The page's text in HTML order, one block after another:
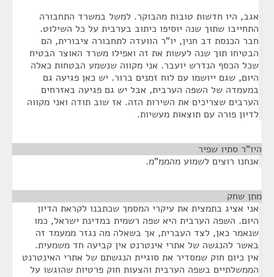
אגב, היו חדשות טובות מהבוקר. למשל במשרד התחבורה
התחייבו שתוך שנה יוסיפו כיתוב בערבית על כל השילוט.
חבר הכנסת דב חנין, יו"ר הוועדה לתחבורה ציבורית, הם
הבטיחו תוך שנה לעשות את זה ואפילו משרד האוצר הבטיח
שכל הכסף הנדרש יועבר. אני מקווה שנשמע הבטחות כאלה
היום, שגם ייושמו עם לוח זמנים ברור. יש כאן פגיעה גם
במעמדה של השפה הערבית, אבל יש גם פגיעה באזרחים
הערבים שצריכים את השירות הזה. אז שוב תודה ואני מקווה
לדיון פורה עם תוצאות מעשיות.
היו"ר סתיו שפיר
אנחנו רוצים לשמוע מהממ"מ.
מתן שחק
אני אציג בתמצית את עיקרי המסמך שכתבנו לקראת הדיון
היום. השפה הערבית היא שפה רשמית במדינת ישראל, כמו
שנאמר כאן, לצד העברית, אך בשאלה מה נגזר ממעמד זה
באשר להנגשה של אתרי אינטרנט אין קביעה חד משמעית.
אין כיום חוק שמסדיר את סוגיית הנגשתם של אתרי האינטרנט
הממשלתיים בשפה הערבית והצעות חוק פרטיות שהוגשו על